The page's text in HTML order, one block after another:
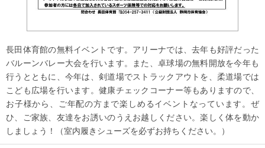
長田体育館の無料イベントです。アリーナでは、去年も好評だった
バルーンバレー大会を行います。また、卓球場の無料開放を今年も
行うとともに、今年は、剣道場でストラックアウトを、柔道場では
こども広場を行います。健康チェックコーナー等もありますので、
お子様から、ご年配の方まで楽しめるイベントなっています。ぜ
ひ、ご家族、友達をお誘いのうえお越しください。楽しく体を動か
しましょう！（室内履きシューズを必ずお持ちください。）